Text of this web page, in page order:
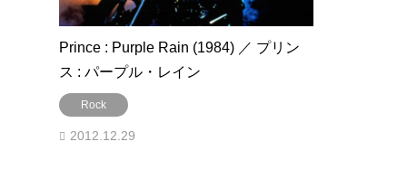
Prince : Purple Rain (1984) ／ プリン
ス : パープル・レイン
Rock
2012.12.29